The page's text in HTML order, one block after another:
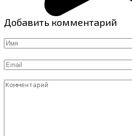
Добавить комментарий
Имя
Email
Комментарий